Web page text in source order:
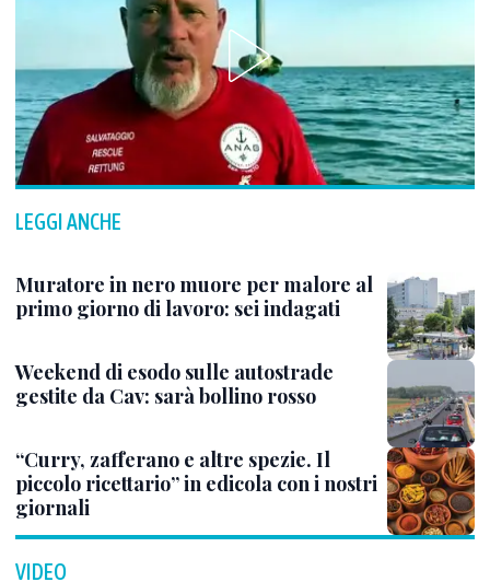
LEGGI ANCHE
Muratore in nero muore per malore al
primo giorno di lavoro: sei indagati
Weekend di esodo sulle autostrade
gestite da Cav: sarà bollino rosso
“Curry, zafferano e altre spezie. Il
piccolo ricettario” in edicola con i nostri
giornali
VIDEO